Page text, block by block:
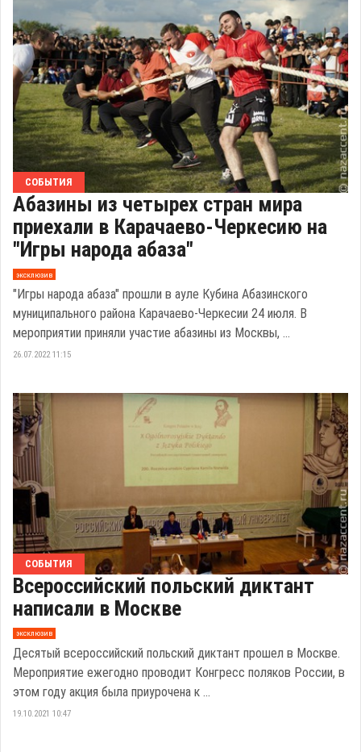
СОБЫТИЯ
Абазины из четырех стран мира
приехали в Карачаево-Черкесию на
"Игры народа абаза"
эксклюзив
"Игры народа абаза" прошли в ауле Кубина Абазинского
муниципального района Карачаево-Черкесии 24 июля. В
мероприятии приняли участие абазины из Москвы, ...
26.07.2022 11:15
СОБЫТИЯ
Всероссийский польский диктант
написали в Москве
эксклюзив
Десятый всероссийский польский диктант прошел в Москве.
Мероприятие ежегодно проводит Конгресс поляков России, в
этом году акция была приурочена к ...
19.10.2021 10:47